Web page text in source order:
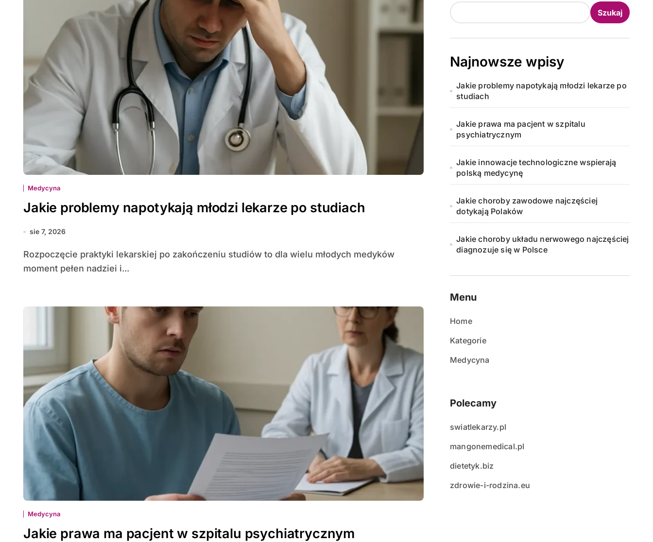
Medycyna
Jakie problemy napotykają młodzi lekarze po studiach
sie 7, 2026
Rozpoczęcie praktyki lekarskiej po zakończeniu studiów to dla wielu młodych medyków
moment pełen nadziei i...
Medycyna
Jakie prawa ma pacjent w szpitalu psychiatrycznym
Szukaj
Najnowsze wpisy
Jakie problemy napotykają młodzi lekarze po
studiach
Jakie prawa ma pacjent w szpitalu
psychiatrycznym
Jakie innowacje technologiczne wspierają
polską medycynę
Jakie choroby zawodowe najczęściej
dotykają Polaków
Jakie choroby układu nerwowego najczęściej
diagnozuje się w Polsce
Menu
Home
Kategorie
Medycyna
Polecamy
swiatlekarzy.pl
mangonemedical.pl
dietetyk.biz
zdrowie-i-rodzina.eu